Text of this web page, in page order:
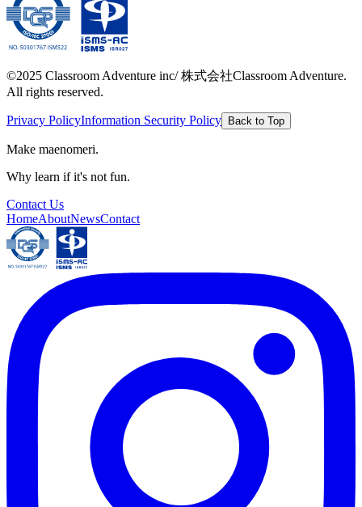
©2025 Classroom Adventure inc/ 株式会社Classroom Adventure.
All rights reserved.
Privacy PolicyInformation Security Policy Back to Top
Make maenomeri.
Why learn if it's not fun.
Contact Us
HomeAboutNewsContact